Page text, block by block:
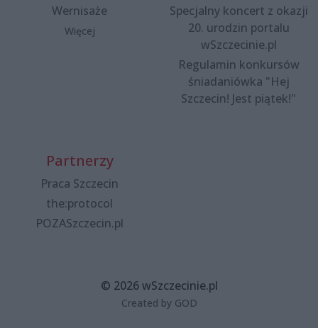
Wernisaże
Więcej
Specjalny koncert z okazji
20. urodzin portalu
wSzczecinie.pl
Regulamin konkursów
śniadaniówka "Hej
Szczecin! Jest piątek!"
Partnerzy
Praca Szczecin
the:protocol
POZASzczecin.pl
© 2026 wSzczecinie.pl
Created by GOD